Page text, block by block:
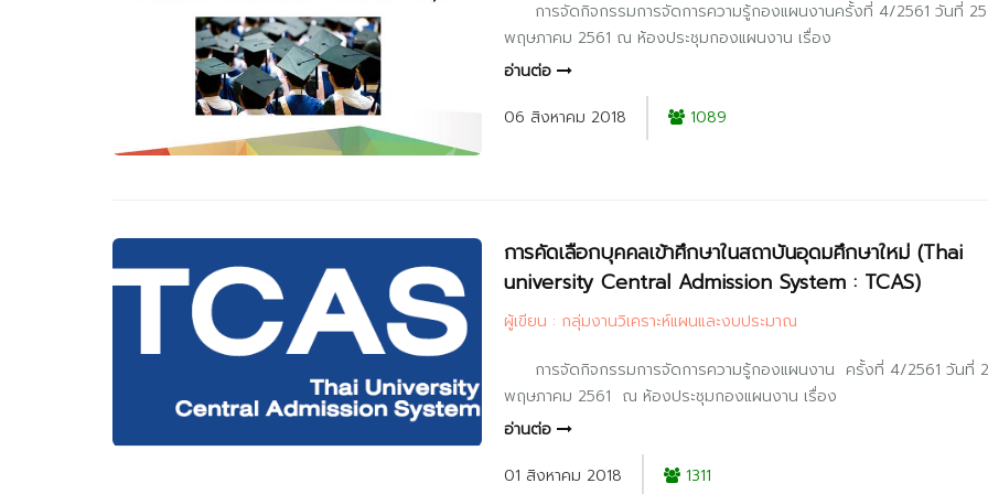
การจัดกิจกรรมการจัดการความรู้กองแผนงานครั้งที่ 4/2561 วันที่ 25
พฤษภาคม 2561 ณ ห้องประชุมกองแผนงาน เรื่อง
อ่านต่อ
06 สิงหาคม 2018
1089
การคัดเลือกบุคคลเข้าศึกษาในสถาบันอุดมศึกษาใหม่ (Thai
university Central Admission System : TCAS)
ผู้เขียน : กลุ่มงานวิเคราะห์แผนและงบประมาณ
การจัดกิจกรรมการจัดการความรู้กองแผนงาน ครั้งที่ 4/2561 วันที่
พฤษภาคม 2561 ณ ห้องประชุมกองแผนงาน เรื่อง
อ่านต่อ
01 สิงหาคม 2018
1311